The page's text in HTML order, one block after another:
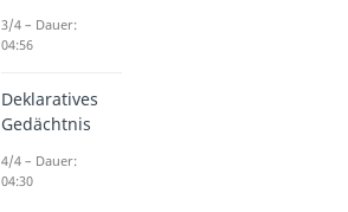
3/4 – Dauer:
04:56
Deklaratives
Gedächtnis
4/4 – Dauer:
04:30